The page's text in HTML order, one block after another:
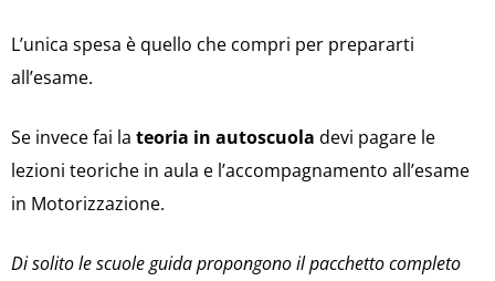
L’unica spesa è quello che compri per prepararti
all’esame.
Se invece fai la teoria in autoscuola devi pagare le
lezioni teoriche in aula e l’accompagnamento all’esame
in Motorizzazione.
Di solito le scuole guida propongono il pacchetto completo